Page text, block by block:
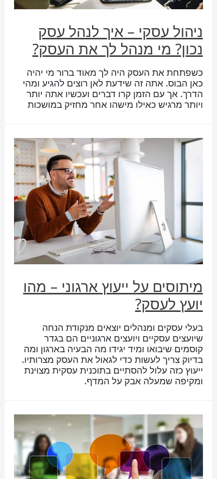
ניהול עסקי – איך לנהל עסק
נכון? מי מנהל לך את העסק?
כשפתחת את העסק היה לך מאוד ברור מי יהיה
כאן הבוס. אתה זה שידעת לאן רוצים להגיע ומהי
הדרך. אך עם הזמן קרו דברים ועכשיו אתה יותר
ויותר מרגיש כאילו מישהו אחר מחזיק במושכות
מיתוסים על ייעוץ ארגוני – מהו
יועץ לעסק?
בעלי עסקים ומנהלים יוצאים מנקודת הנחה
שיועצים עסקיים ויועצים ארגוניים הם בגדר
קוסמים שיבואו ומיד יגידו מה הבעיה בארגון ומה
בדיוק צריך לעשות כדי לגאול את העסק מצרותיו.
ייעוץ כזה עלול להסתיים בתוכנית עסקית מצוינת
ומקיפה שמעלה אבק על המדף.